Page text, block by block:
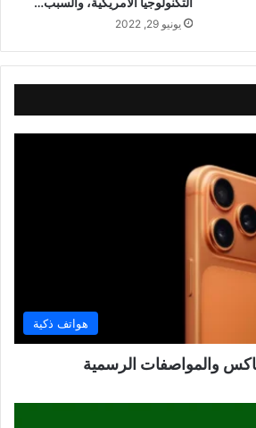
يونيو 29, 2022
هواتف ذكية